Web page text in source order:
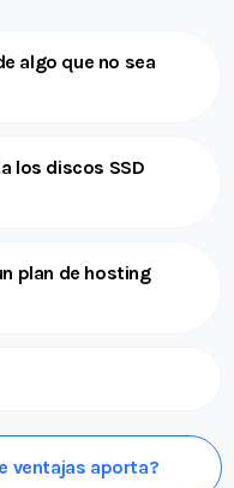
algo que no sea
los discos SSD
plan de hosting
ventajas aporta?